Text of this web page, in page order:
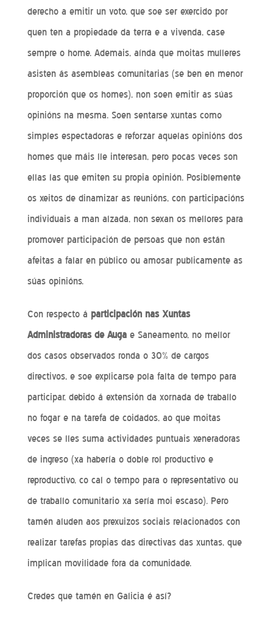
derecho a emitir un voto, que soe ser exercido por
quen ten a propiedade da terra e a vivenda, case
sempre o home. Ademais, aínda que moitas mulleres
asisten ás asembleas comunitarias (se ben en menor
proporción que os homes), non soen emitir as súas
opinións na mesma. Soen sentarse xuntas como
simples espectadoras e reforzar aquelas opinións dos
homes que máis lle interesan, pero pocas veces son
ellas las que emiten su propia opinión. Posiblemente
os xeitos de dinamizar as reunións, con participacións
individuais a man alzada, non sexan os mellores para
promover participación de persoas que non están
afeitas a falar en público ou amosar publicamente as
súas opinións.
Con respecto á participación nas Xuntas
Administradoras de Augae Saneamento, no mellor
dos casos observados ronda o 30% de cargos
directivos, e soe explicarse pola falta de tempo para
participar, debido á extensión da xornada de traballo
no fogar e na tarefa de coidados, ao que moitas
veces se lles suma actividades puntuais xeneradoras
de ingreso (xa habería o doble rol productivo e
reproductivo, co cal o tempo para o representativo ou
de traballo comunitario xa sería moi escaso). Pero
tamén aluden aos prexuizos sociais relacionados con
realizar tarefas propias das directivas das xuntas, que
implican movilidade fora da comunidade.
Credes que tamén en Galicia é así?